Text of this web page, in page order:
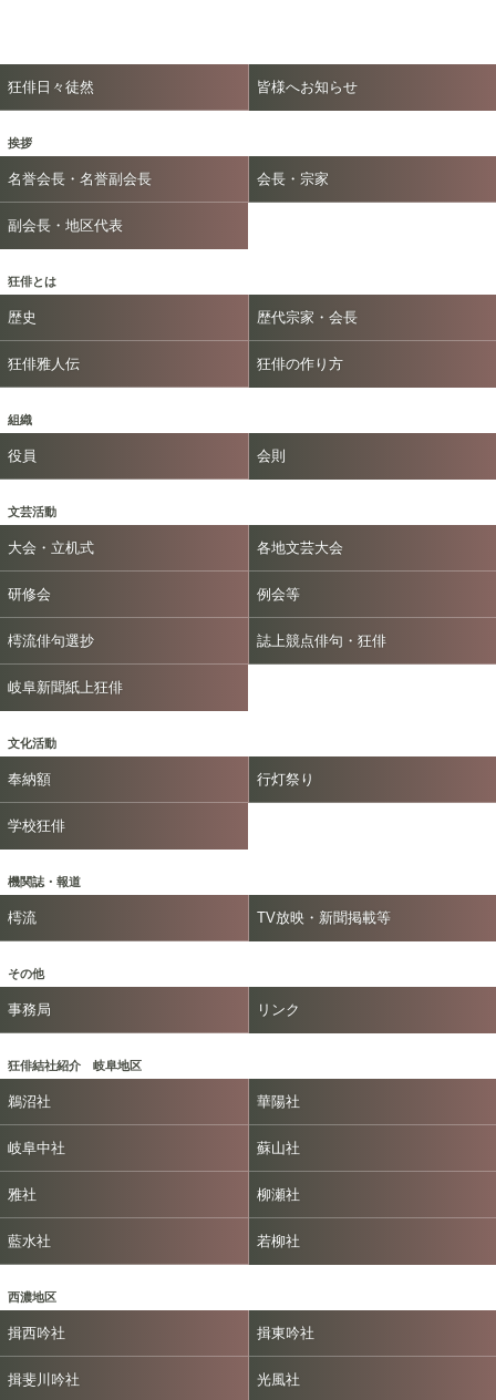
狂俳日々徒然 皆様へお知らせ
挨拶
名誉会長・名誉副会長 会長・宗家
副会長・地区代表
狂俳とは
歴史 歴代宗家・会長
狂俳雅人伝 狂俳の作り方
組織
役員 会則
文芸活動
大会・立机式 各地文芸大会
研修会 例会等
樗流俳句選抄 誌上競点俳句・狂俳
岐阜新聞紙上狂俳
文化活動
奉納額 行灯祭り
学校狂俳
機関誌・報道
樗流 TV放映・新聞掲載等
その他
事務局 リンク
狂俳結社紹介 岐阜地区
鵜沼社 華陽社
岐阜中社 蘇山社
雅社 柳瀬社
藍水社 若柳社
西濃地区
揖西吟社 揖東吟社
揖斐川吟社 光風社